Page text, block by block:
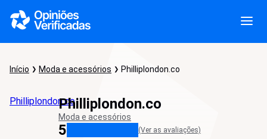
Início Moda e acessórios Philliplondon.co
Philliplondon.coPhilliplondon.co
Moda e acessórios
5 (Ver as avaliações)